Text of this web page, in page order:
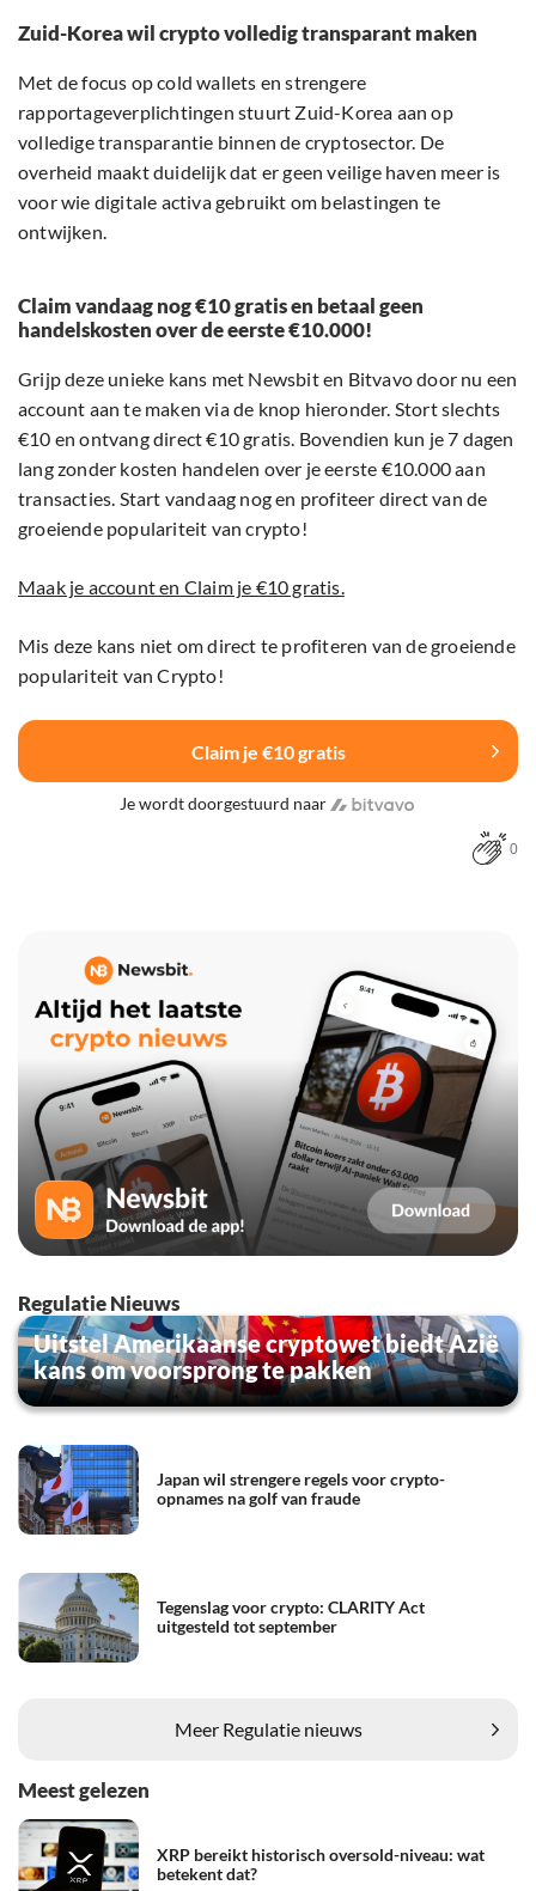
Zuid-Korea wil crypto volledig transparant maken
Met de focus op cold wallets en strengere
rapportageverplichtingen stuurt Zuid-Korea aan op
volledige transparantie binnen de cryptosector. De
overheid maakt duidelijk dat er geen veilige haven meer is
voor wie digitale activa gebruikt om belastingen te
ontwijken.
Claim vandaag nog €10 gratis en betaal geen
handelskosten over de eerste €10.000!
Grijp deze unieke kans met Newsbit en Bitvavo door nu een
account aan te maken via de knop hieronder. Stort slechts
€10 en ontvang direct €10 gratis. Bovendien kun je 7 dagen
lang zonder kosten handelen over je eerste €10.000 aan
transacties. Start vandaag nog en profiteer direct van de
groeiende populariteit van crypto!
Maak je account en Claim je €10 gratis.
Mis deze kans niet om direct te profiteren van de groeiende
populariteit van Crypto!
Claim je €10 gratis
Je wordt doorgestuurd naar
0
Regulatie Nieuws
Uitstel Amerikaanse cryptowet biedt Azië
kans om voorsprong te pakken
Japan wil strengere regels voor crypto-
opnames na golf van fraude
Tegenslag voor crypto: CLARITY Act
uitgesteld tot september
Meer Regulatie nieuws
Meest gelezen
XRP bereikt historisch oversold-niveau: wat
betekent dat?